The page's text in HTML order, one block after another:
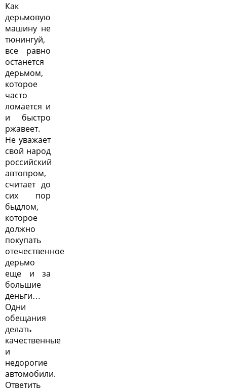
Как
дерьмовую
машину не
тюнингуй,
все равно
останется
дерьмом,
которое
часто
ломается и
и быстро
ржавеет.
Не уважает
свой народ
российский
автопром,
считает до
сих пор
быдлом,
которое
должно
покупать
отечественное
дерьмо
еще и за
большие
деньги…
Одни
обещания
делать
качественные
и
недорогие
автомобили.
Ответить